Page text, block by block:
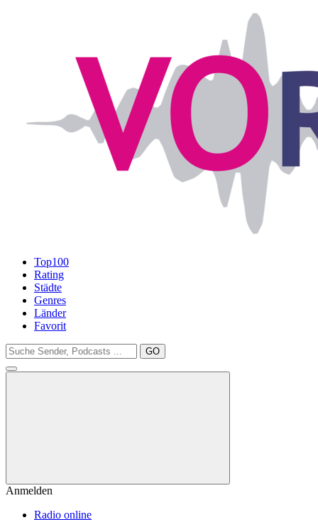
Top100
Rating
Städte
Genres
Länder
Favorit
GO
Anmelden
Radio online